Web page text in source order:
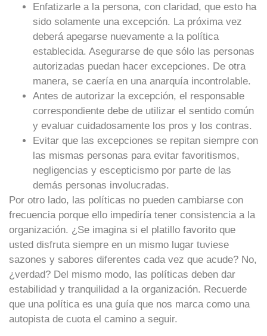
Enfatizarle a la persona, con claridad, que esto ha
sido solamente una excepción. La próxima vez
deberá apegarse nuevamente a la política
establecida. Asegurarse de que sólo las personas
autorizadas puedan hacer excepciones. De otra
manera, se caería en una anarquía incontrolable.
Antes de autorizar la excepción, el responsable
correspondiente debe de utilizar el sentido común
y evaluar cuidadosamente los pros y los contras.
Evitar que las excepciones se repitan siempre con
las mismas personas para evitar favoritismos,
negligencias y escepticismo por parte de las
demás personas involucradas.
Por otro lado, las políticas no pueden cambiarse con
frecuencia porque ello impediría tener consistencia a la
organización. ¿Se imagina si el platillo favorito que
usted disfruta siempre en un mismo lugar tuviese
sazones y sabores diferentes cada vez que acude? No,
¿verdad? Del mismo modo, las políticas deben dar
estabilidad y tranquilidad a la organización. Recuerde
que una política es una guía que nos marca como una
autopista de cuota el camino a seguir.